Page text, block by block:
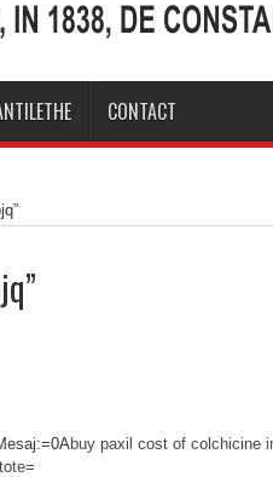
CONTACT
buy paxil cost of colchicine